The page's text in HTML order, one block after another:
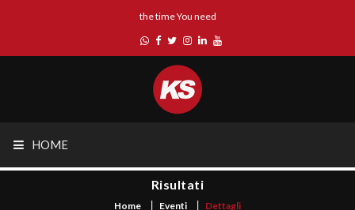
the time You need
HOME
Risultati
Home Eventi Dettagli